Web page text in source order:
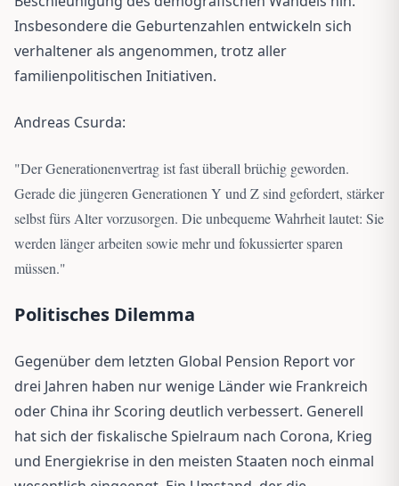
Insbesondere die Geburtenzahlen entwickeln sich
verhaltener als angenommen, trotz aller
familienpolitischen Initiativen.
Andreas Csurda:
"Der Generationenvertrag ist fast überall brüchig geworden.
Gerade die jüngeren Generationen Y und Z sind gefordert, stärker
selbst fürs Alter vorzusorgen. Die unbequeme Wahrheit lautet: Sie
werden länger arbeiten sowie mehr und fokussierter sparen
müssen."
Politisches Dilemma
Gegenüber dem letzten Global Pension Report vor
drei Jahren haben nur wenige Länder wie Frankreich
oder China ihr Scoring deutlich verbessert. Generell
hat sich der fiskalische Spielraum nach Corona, Krieg
und Energiekrise in den meisten Staaten noch einmal